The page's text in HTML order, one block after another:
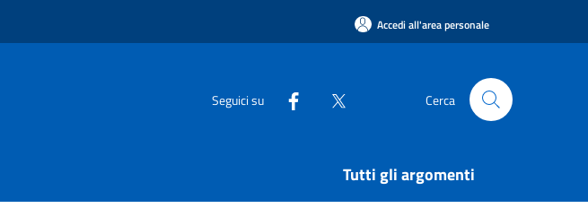
Accedi all'area personale
Seguici su Cerca
Tutti gli argomenti